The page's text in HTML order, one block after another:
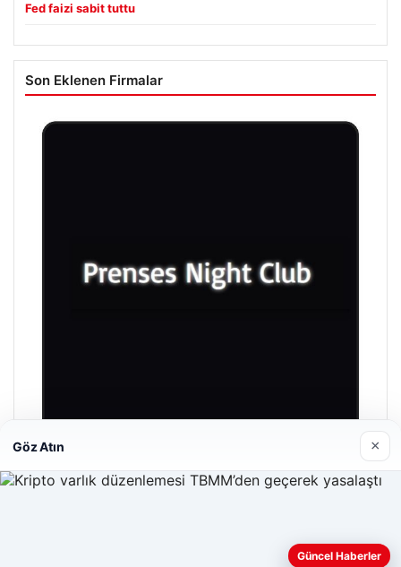
Fed faizi sabit tuttu
Son Eklenen Firmalar
Prenses Night Club
Göz Atın ×
Güncel Haberler